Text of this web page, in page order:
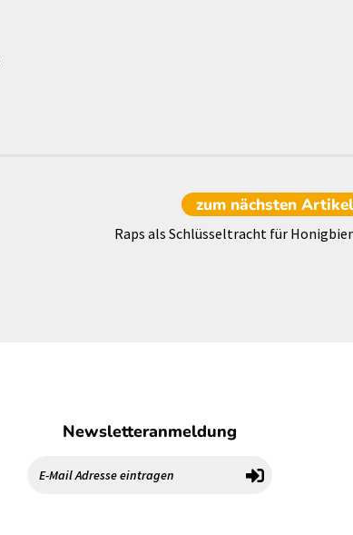
zum nächsten Artikel
Raps als Schlüsseltracht für
Newsletteranmeldung